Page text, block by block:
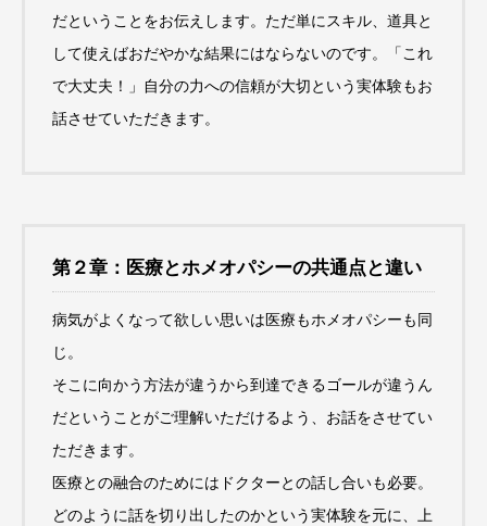
だということをお伝えします。ただ単にスキル、道具と
して使えばおだやかな結果にはならないのです。「これ
で大丈夫！」自分の力への信頼が大切という実体験もお
話させていただきます。
第２章：医療とホメオパシーの共通点と違い
病気がよくなって欲しい思いは医療もホメオパシーも同
じ。
そこに向かう方法が違うから到達できるゴールが違うん
だということがご理解いただけるよう、お話をさせてい
ただきます。
医療との融合のためにはドクターとの話し合いも必要。
どのように話を切り出したのかという実体験を元に、上